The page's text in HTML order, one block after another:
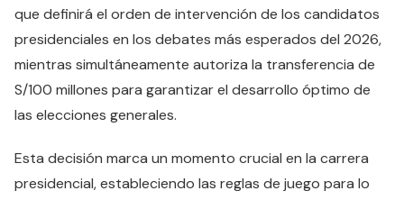
que definirá el orden de intervención de los candidatos
presidenciales en los debates más esperados del 2026,
mientras simultáneamente autoriza la transferencia de
S/100 millones para garantizar el desarrollo óptimo de
las elecciones generales.
Esta decisión marca un momento crucial en la carrera
presidencial, estableciendo las reglas de juego para lo